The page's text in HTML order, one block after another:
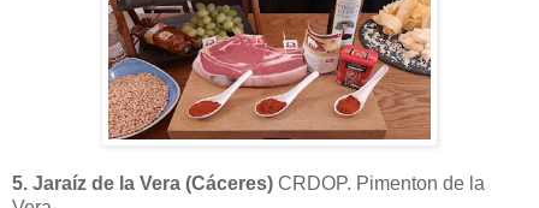
5. Jaraíz de la Vera (Cáceres) CRDOP. Pimenton de la